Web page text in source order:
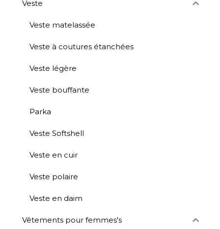
Veste
Veste matelassée
Veste à coutures étanchées
Veste légère
Veste bouffante
Parka
Veste Softshell
Veste en cuir
Veste polaire
Veste en daim
Vêtements pour femmes's